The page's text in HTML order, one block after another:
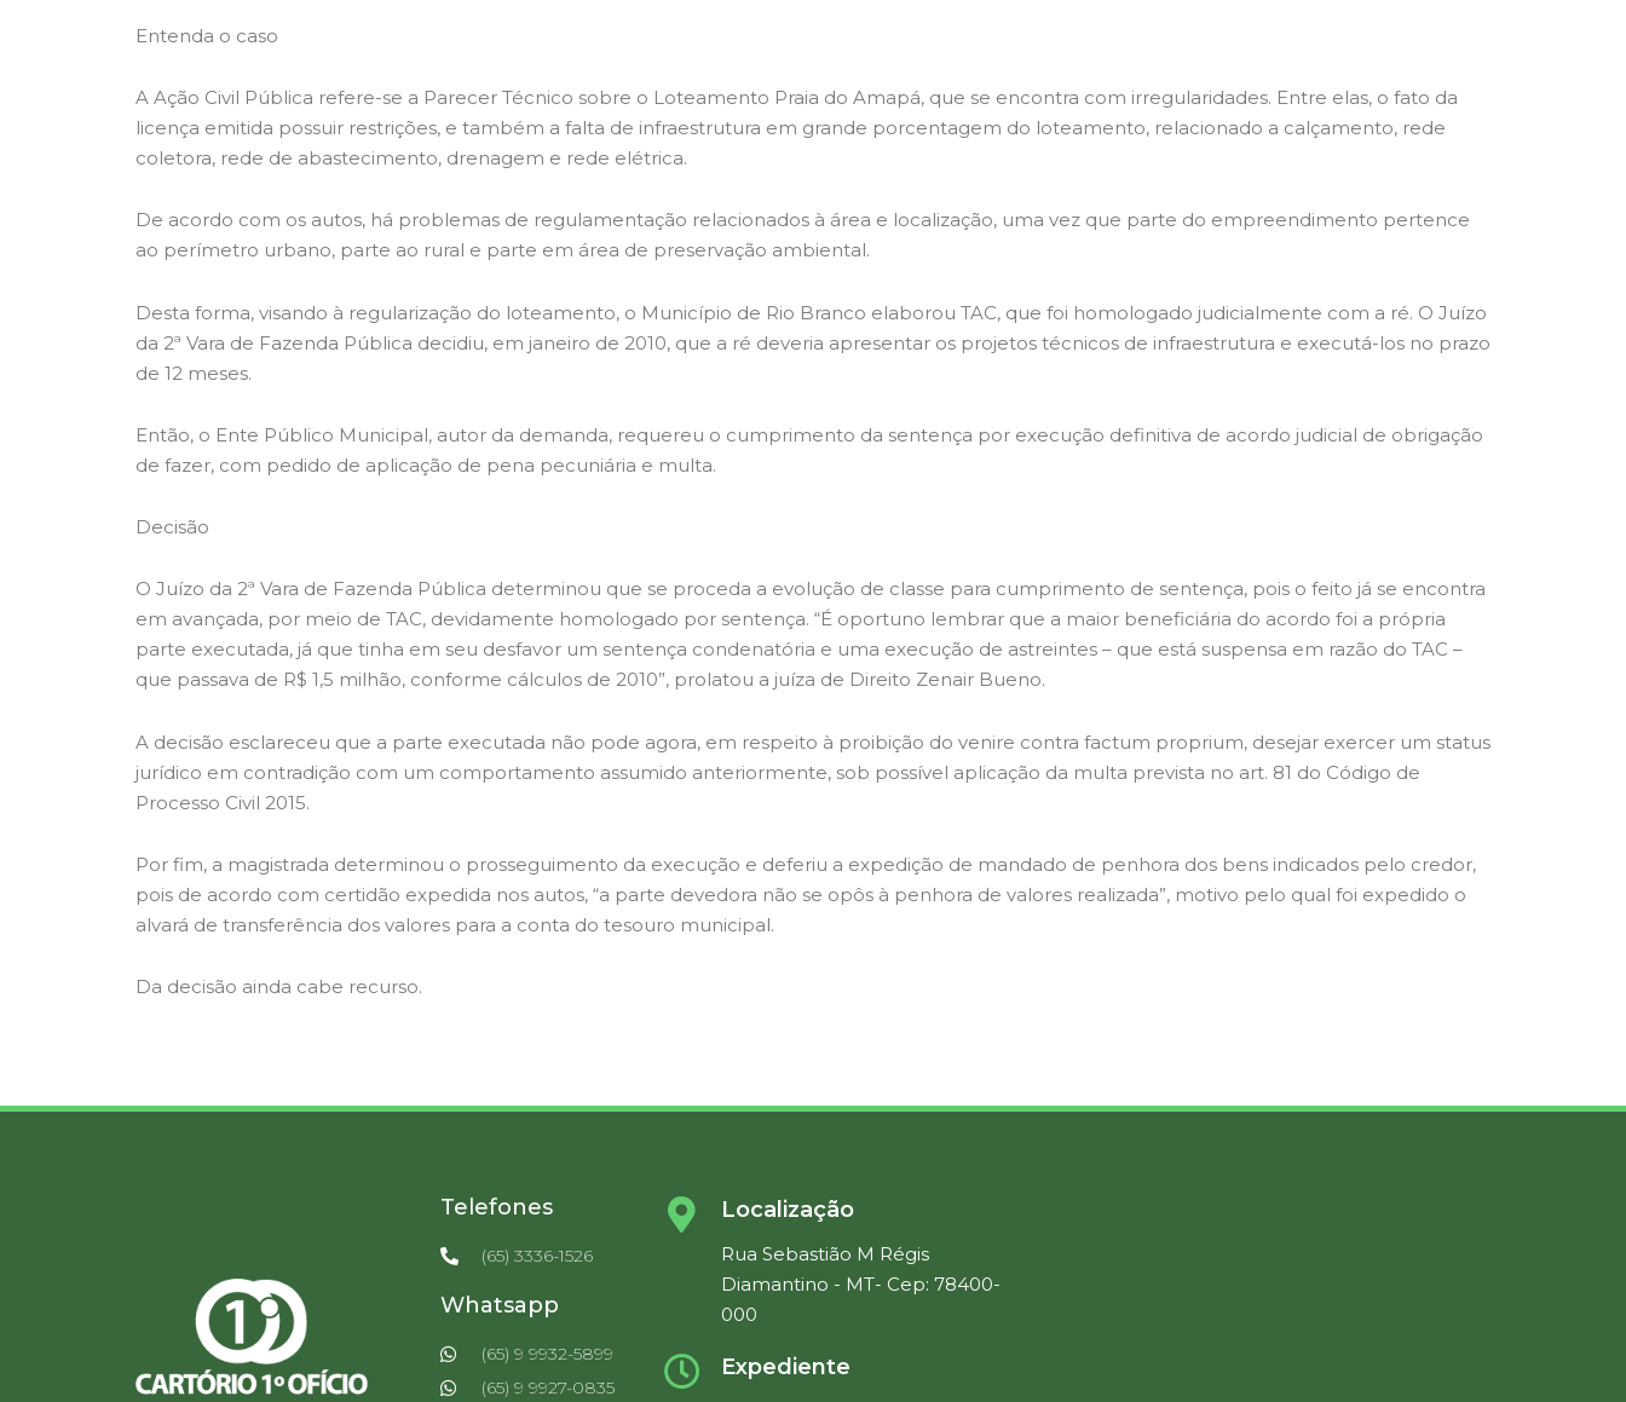
Entenda o caso
A Ação Civil Pública refere-se a Parecer Técnico sobre o Loteamento Praia do Amapá, que se encontra com irregularidades. Entre elas, o fato da
licença emitida possuir restrições, e também a falta de infraestrutura em grande porcentagem do loteamento, relacionado a calçamento, rede
coletora, rede de abastecimento, drenagem e rede elétrica.
De acordo com os autos, há problemas de regulamentação relacionados à área e localização, uma vez que parte do empreendimento pertence
ao perímetro urbano, parte ao rural e parte em área de preservação ambiental.
Desta forma, visando à regularização do loteamento, o Município de Rio Branco elaborou TAC, que foi homologado judicialmente com a ré. O Juízo
da 2ª Vara de Fazenda Pública decidiu, em janeiro de 2010, que a ré deveria apresentar os projetos técnicos de infraestrutura e executá-los no prazo
de 12 meses.
Então, o Ente Público Municipal, autor da demanda, requereu o cumprimento da sentença por execução definitiva de acordo judicial de obrigação
de fazer, com pedido de aplicação de pena pecuniária e multa.
Decisão
O Juízo da 2ª Vara de Fazenda Pública determinou que se proceda a evolução de classe para cumprimento de sentença, pois o feito já se encontra
em avançada, por meio de TAC, devidamente homologado por sentença. “É oportuno lembrar que a maior beneficiária do acordo foi a própria
parte executada, já que tinha em seu desfavor um sentença condenatória e uma execução de astreintes – que está suspensa em razão do TAC –
que passava de R$ 1,5 milhão, conforme cálculos de 2010”, prolatou a juíza de Direito Zenair Bueno.
A decisão esclareceu que a parte executada não pode agora, em respeito à proibição do venire contra factum proprium, desejar exercer um status
jurídico em contradição com um comportamento assumido anteriormente, sob possível aplicação da multa prevista no art. 81 do Código de
Processo Civil 2015.
Por fim, a magistrada determinou o prosseguimento da execução e deferiu a expedição de mandado de penhora dos bens indicados pelo credor,
pois de acordo com certidão expedida nos autos, “a parte devedora não se opôs à penhora de valores realizada”, motivo pelo qual foi expedido o
alvará de transferência dos valores para a conta do tesouro municipal.
Da decisão ainda cabe recurso.
Telefones
(65) 3336-1526
Whatsapp
(65) 9 9932-5899
(65) 9 9927-0835
Localização
Rua Sebastião M Régis
Diamantino - MT- Cep: 78400-
000
Expediente